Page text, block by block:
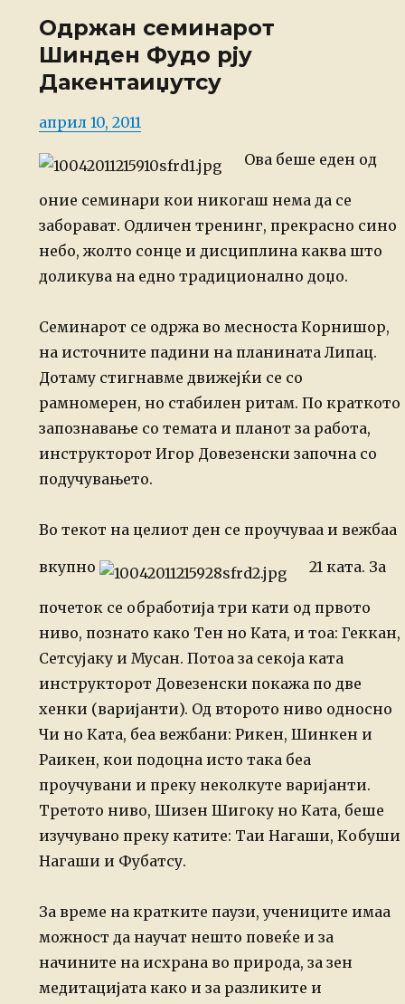
Одржан семинарот
Шинден Фудо рју
Дакентаиџутсу
Posted
април 10, 2011
Ова беше еден од
оние семинари кои никогаш нема да се
заборават. Одличен тренинг, прекрасно сино
небо, жолто сонце и дисциплина каква што
доликува на едно традиционално доџо.
Семинарот се одржа во месноста Корнишор,
на источните падини на планината Липац.
Дотамустигнавме движејќи се со
рамномерен, но стабилен ритам. По краткото
запознавање со темата и планот за работа,
инструкторот Игор Довезенски започна со
подучувањето.
Во текот нацелиот ден се проучуваа и вежбаа
вкупно 21 ката. За
почеток се обработија три кати од првото
ниво, познато како Тен но Ката, и тоа: Геккан,
Сетсујаку и Мусан. Потоа за секоја ката
инструкторот Довезенски покажа по две
хенки (варијанти). Одвторото ниво односно
Чи но Ката, беа вежбани: Рикен, Шинкен и
Раикен, кои подоцнаисто така беа
проучувани и преку неколкуте варијанти.
Третото ниво, Шизен Шигоку но Ката, беше
изучувано преку катите: Таи Нагаши, Кобуши
Нагаши и Фубатсу.
За време на кратките паузи, учениците имаа
можност да научат нешто повеќе и за
начините на исхрана во природа, за зен
медитацијата како и за разликите и